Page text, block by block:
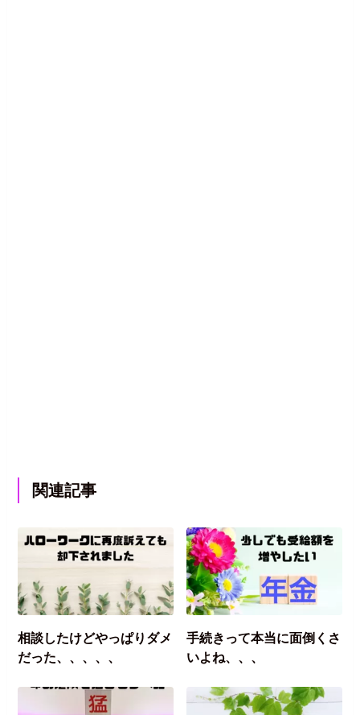
関連記事
相談したけどやっぱりダメ
だった、、、、、
手続きって本当に面倒くさ
いよね、、、